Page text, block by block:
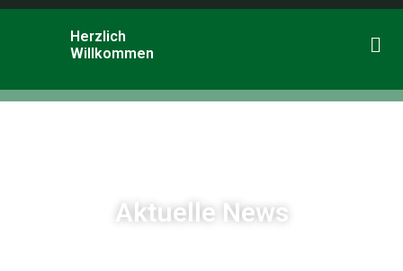
Herzlich
Willkommen
Aktuelle News